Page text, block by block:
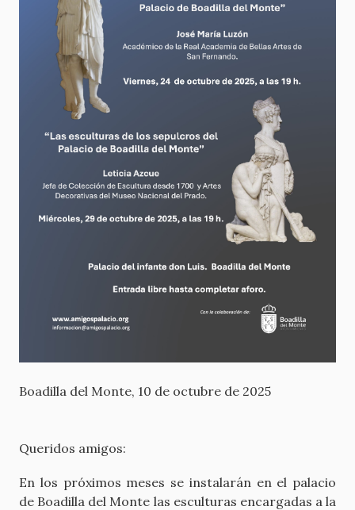
Boadilla del Monte, 10 de octubre de 2025
Queridos amigos:
En los próximos meses se instalarán en el palacio
de Boadilla del Monte las esculturas encargadas a la